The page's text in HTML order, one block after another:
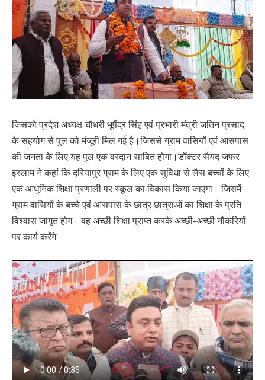
जिसको प्रदेश अध्यक्ष चौधरी भूपेंद्र सिंह एवं प्रभारी मंत्री जतिन प्रसाद
के सहयोग से पुल को मंजूरी मिल गई है।जिससे ग्राम वासियों एवं आसपास
की जनता के लिए यह पुल एक वरदान साबित होगा।डॉक्टर सैयद जफर
इस्लाम ने कहां कि दरियापुर ग्राम के लिए एक सुविधा से लैस बच्चों के लिए
एक आधुनिक शिक्षा प्रणाली पर स्कूल का विकास किया जाएगा। जिसमें
ग्राम वासियों के बच्चे एवं आसपास के छात्र छात्राओं का शिक्षा के प्रति
विश्वास जागृत होग। वह अच्छी शिक्षा प्राप्त करके अच्छी-अच्छी नौकरियों
पर कार्य करेंगे